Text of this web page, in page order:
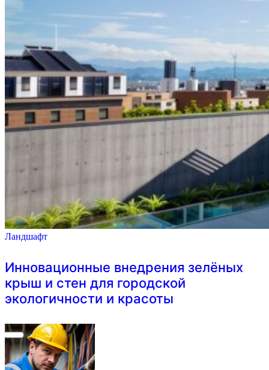
Ландшафт
Инновационные внедрения зелёных
крыш и стен для городской
экологичности и красоты